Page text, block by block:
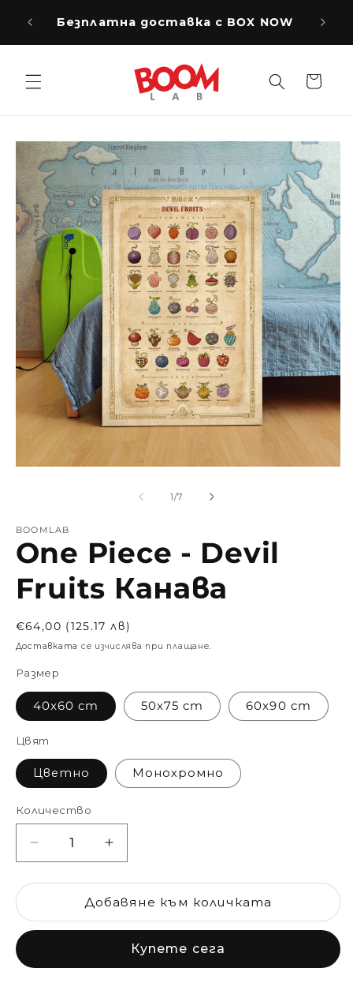
Безплатна доставка с BOX NOW
Количка
към
продукта
1/от
7
BOOMLAB
One Piece - Devil
Fruits Канава
Обичайна
цена
€64,00 (125.17 лв)
Доставката се изчислява при плащане.
Размер
40x60 cm 50x75 cm 60x90 cm
Цвят
Цветно Монохромно
Количество
Намаляване
на
количеството
One
Piece
Devil
Увеличаване
на
количеството
за
One
Devil
Добавяне към количката
Купете сега